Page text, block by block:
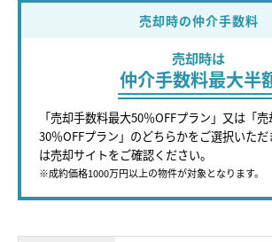
売却時の仲介手数料
売却時は
仲介手数料最大半
「売却手数料最大50％OFFプラン」又は「
30％OFFプラン」のどちらかをご選択いただ
は売却サイトをご確認ください。
※成約価格1000万円以上の物件が対象となります。